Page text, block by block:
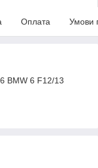
Оплата Умови
BMW 6 F12/13